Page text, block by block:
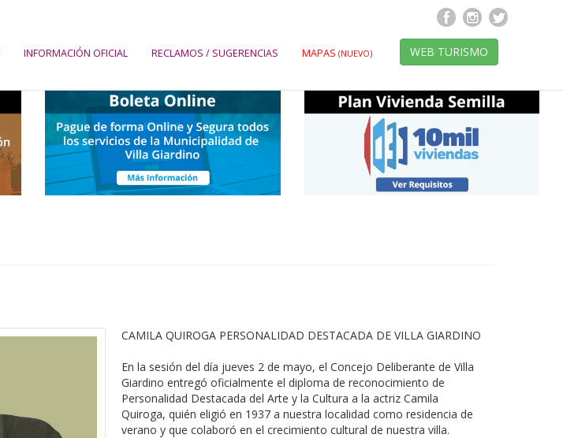
INFORMACIÓN OFICIAL RECLAMOS / SUGERENCIAS MAPAS (NUEVO) WEB TURISMO
CAMILA QUIROGA PERSONALIDAD DESTACADA DE VILLA GIARDINO
En la sesión del día jueves 2 de mayo, el Concejo Deliberante de Villa
Giardino entregó oficialmente el diploma de reconocimiento de
Personalidad Destacada del Arte y la Cultura a la actriz Camila
Quiroga, quién eligió en 1937 a nuestra localidad como residencia de
verano y que colaboró en el crecimiento cultural de nuestra villa.